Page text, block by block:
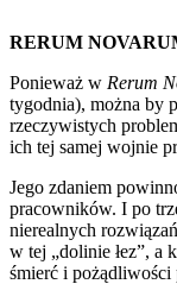
RERUM
Ponieważ w Rerum
tygodnia), można by
rzeczywistych
ich tej samej wojnie
Jego zdaniem
pracowników. I po
nierealnych
w tej „dolinie łez”, a
śmierć i pożądliwości